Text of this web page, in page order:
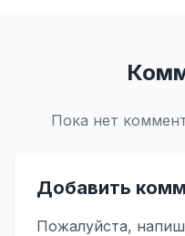
Пока нет
Добавить
Пожалуйста,